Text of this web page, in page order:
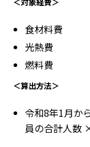
食材料費
光熱費
燃料費
＜算出方法＞
令和8年1月か
員の合計人数